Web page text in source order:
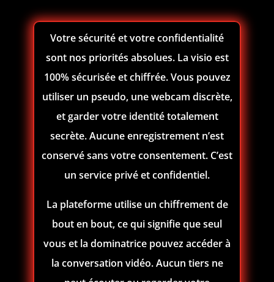
Votre sécurité et votre confidentialité
sont nos priorités absolues. La visio est
100% sécurisée et chiffrée. Vous pouvez
utiliser un pseudo, une webcam discrète,
et garder votre identité totalement
secrète. Aucune enregistrement n’est
conservé sans votre consentement. C’est
un service privé et confidentiel.
La plateforme utilise un chiffrement de
bout en bout, ce qui signifie que seul
vous et la dominatrice pouvez accéder à
la conversation vidéo. Aucun tiers ne